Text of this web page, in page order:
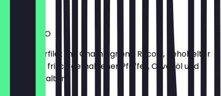
CARPACCIO
vom Rinderfilet mit Champignons, Rucola, gehobelter
Parmesan, frisch gemahlener Pfeffer, Olivenöl und
Zitronenspalten